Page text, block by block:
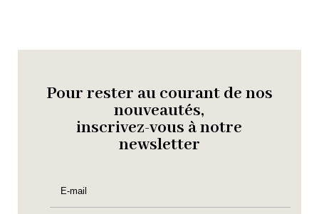
Pour rester au courant de nos
nouveautés,
inscrivez-vous à notre
newsletter